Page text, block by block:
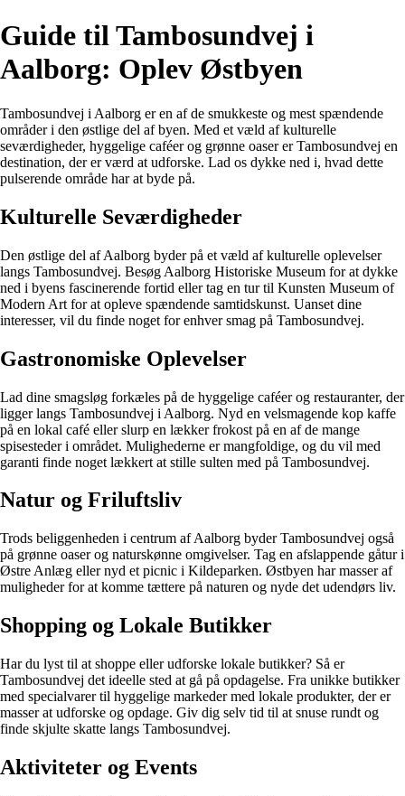
Guide til Tambosundvej i
Aalborg: Oplev Østbyen
Tambosundvej i Aalborg er en af de smukkeste og mest spændende
områder i den østlige del af byen. Med et væld af kulturelle
seværdigheder, hyggelige caféer og grønne oaser er Tambosundvej en
destination, der er værd at udforske. Lad os dykke ned i, hvad dette
pulserende område har at byde på.
Kulturelle Seværdigheder
Den østlige del af Aalborg byder på et væld af kulturelle oplevelser
langs Tambosundvej. Besøg Aalborg Historiske Museum for at dykke
ned i byens fascinerende fortid eller tag en tur til Kunsten Museum of
Modern Art for at opleve spændende samtidskunst. Uanset dine
interesser, vil du finde noget for enhver smag på Tambosundvej.
Gastronomiske Oplevelser
Lad dine smagsløg forkæles på de hyggelige caféer og restauranter, der
ligger langs Tambosundvej i Aalborg. Nyd en velsmagende kop kaffe
på en lokal café eller slurp en lækker frokost på en af de mange
spisesteder i området. Mulighederne er mangfoldige, og du vil med
garanti finde noget lækkert at stille sulten med på Tambosundvej.
Natur og Friluftsliv
Trods beliggenheden i centrum af Aalborg byder Tambosundvej også
på grønne oaser og naturskønne omgivelser. Tag en afslappende gåtur i
Østre Anlæg eller nyd et picnic i Kildeparken. Østbyen har masser af
muligheder for at komme tættere på naturen og nyde det udendørs liv.
Shopping og Lokale Butikker
Har du lyst til at shoppe eller udforske lokale butikker? Så er
Tambosundvej det ideelle sted at gå på opdagelse. Fra unikke butikker
med specialvarer til hyggelige markeder med lokale produkter, der er
masser at udforske og opdage. Giv dig selv tid til at snuse rundt og
finde skjulte skatte langs Tambosundvej.
Aktiviteter og Events